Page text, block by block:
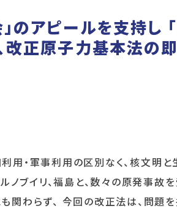
のアピールを支持し
改正原子力基本法の
用・軍事利用の区別なく、核文明と
ノブイリ、福島と、数々の原発事故
関わらず、 今回の改正法は、問題